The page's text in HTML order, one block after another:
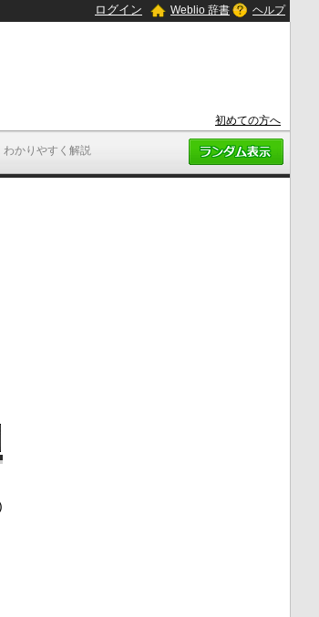
わかりやすく解説
ログイン Weblio 辞書 ヘルプ
初めての方へ